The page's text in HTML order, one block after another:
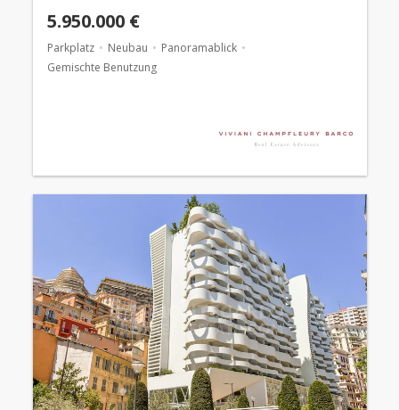
5.950.000 €
Parkplatz Neubau
Panoramablick
Gemischte Benutzung